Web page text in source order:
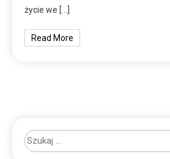
życie we […]
Read More